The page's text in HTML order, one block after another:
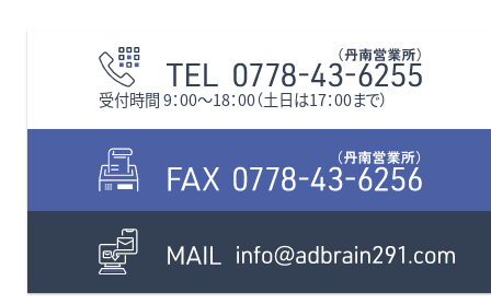
受付時間 9：00〜18：00（土日は17：00まで）